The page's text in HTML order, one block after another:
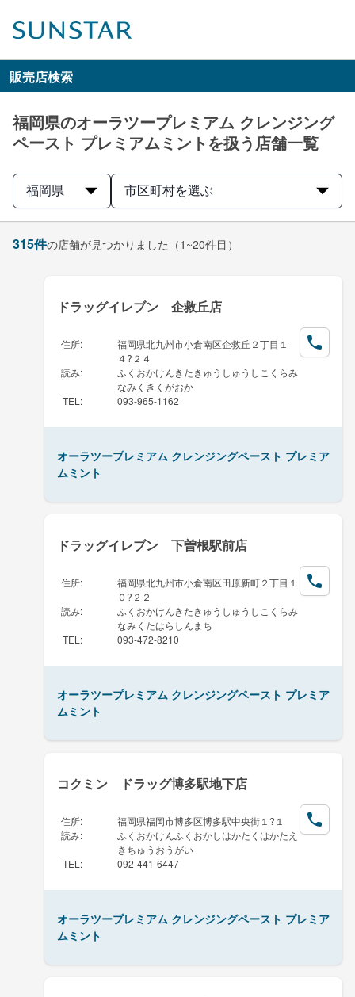
販売店検索
福岡県のオーラツープレミアム クレンジング
ペースト プレミアムミントを扱う店舗一覧
福岡県 市区町村を選ぶ
315件の店舗が見つかりました （1~20件目）
ドラッグイレブン 企救丘店
住所:
福岡県北九州市小倉南区企救丘２丁目１
４?２４
読み:
ふくおかけんきたきゅうしゅうしこくらみ
なみくきくがおか
TEL : 093-965-1162
オーラツープレミアム クレンジングペースト プレミア
ムミント
ドラッグイレブン 下曽根駅前店
住所:
福岡県北九州市小倉南区田原新町２丁目１
０?２２
読み:
ふくおかけんきたきゅうしゅうしこくらみ
なみくたはらしんまち
TEL : 093-472-8210
オーラツープレミアム クレンジングペースト プレミア
ムミント
コクミン ドラッグ博多駅地下店
住所:
福岡県福岡市博多区博多駅中央街１?１
読み:
ふくおかけんふくおかしはかたくはかたえ
きちゅうおうがい
TEL : 092-441-6447
オーラツープレミアム クレンジングペースト プレミア
ムミント